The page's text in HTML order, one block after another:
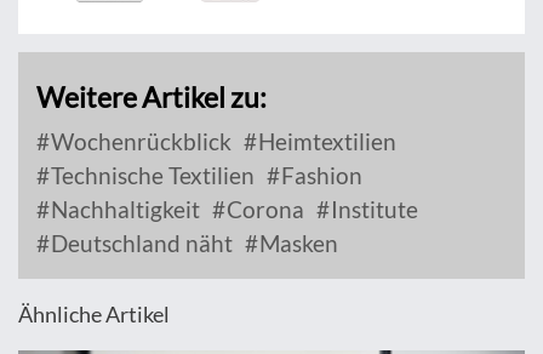
Weitere Artikel zu:
Wochenrückblick
Heimtextilien
Technische Textilien
Fashion
Nachhaltigkeit
Corona
Institute
Deutschland näht
Masken
Ähnliche Artikel